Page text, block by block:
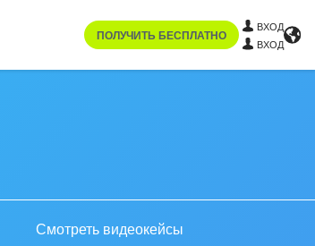
ПОЛУЧИТЬ БЕСПЛАТНО
ВХОД
ВХОД
Смотреть видеокейсы